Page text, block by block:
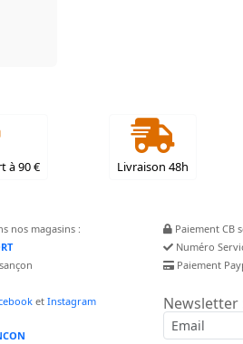
à 90 € Livraison 48h
nos magasins :
et Instagram
Numéro
Paiement
Newsletter